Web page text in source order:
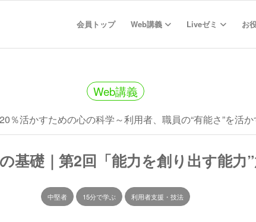
会員トップ Web講義 Liveゼミ お
Web講義
％活かすための心の科学～利用者、職員の“有能さ”を活か
基礎｜第2回「能力を創り出す能力
中堅者 15分で学ぶ 利用者支援・技法